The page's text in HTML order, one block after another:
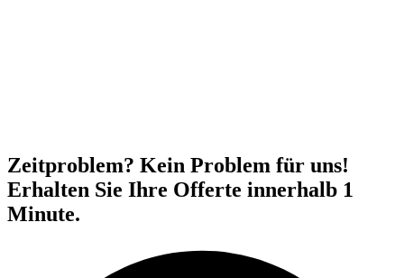
Zeitproblem? Kein Problem für uns!
Erhalten Sie Ihre Offerte innerhalb 1
Minute.